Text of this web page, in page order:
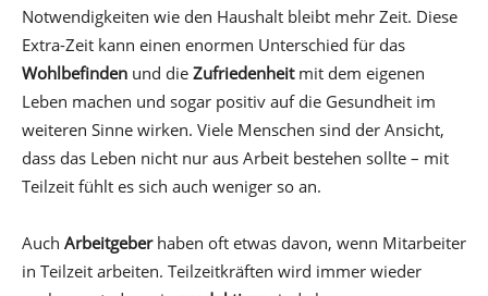
Notwendigkeiten wie den Haushalt bleibt mehr Zeit. Diese
Extra-Zeit kann einen enormen Unterschied für das
Wohlbefinden und die Zufriedenheitmit dem eigenen
Leben machen und sogar positiv auf die Gesundheit im
weiteren Sinne wirken. Viele Menschen sind der Ansicht,
dass das Leben nicht nur aus Arbeit bestehen sollte – mit
Teilzeit fühlt es sich auch weniger so an.
Auch Arbeitgeberhaben oft etwas davon, wenn Mitarbeiter
in Teilzeit arbeiten. Teilzeitkräften wird immer wieder